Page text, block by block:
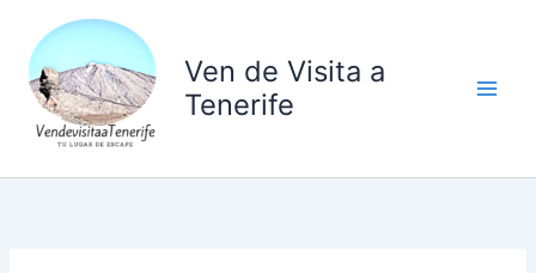
contenido
Ven de Visita a
Tenerife